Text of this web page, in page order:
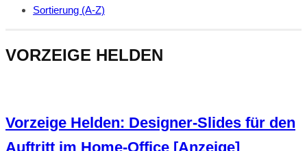
Sortierung (A-Z)
VORZEIGE HELDEN
Vorzeige Helden: Designer-Slides für den
Auftritt im Home-Office [Anzeige]